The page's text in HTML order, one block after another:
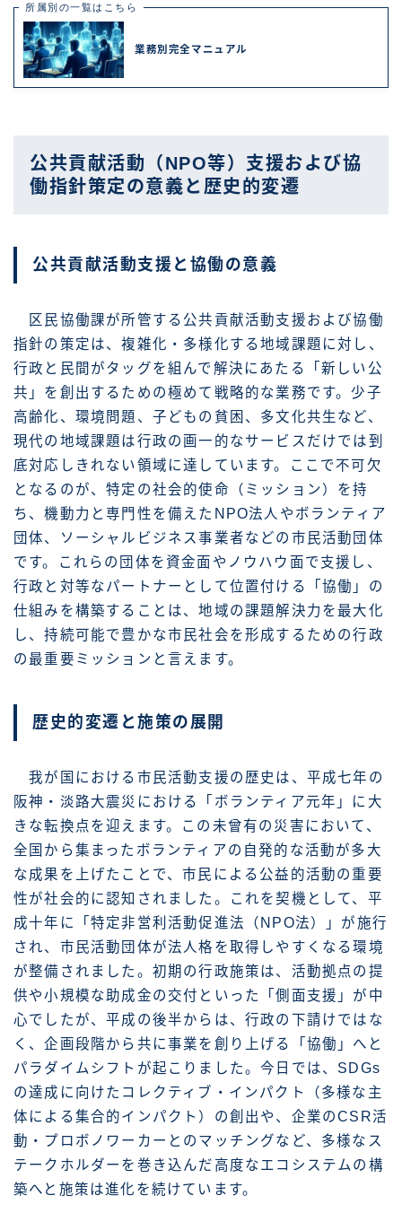
所属別の一覧はこちら
業務別完全マニュアル
公共貢献活動（NPO等）支援および協
働指針策定の意義と歴史的変遷
公共貢献活動支援と協働の意義
区民協働課が所管する公共貢献活動支援および協働
指針の策定は、複雑化・多様化する地域課題に対し、
行政と民間がタッグを組んで解決にあたる「新しい公
共」を創出するための極めて戦略的な業務です。少子
高齢化、環境問題、子どもの貧困、多文化共生など、
現代の地域課題は行政の画一的なサービスだけでは到
底対応しきれない領域に達しています。ここで不可欠
となるのが、特定の社会的使命（ミッション）を持
ち、機動力と専門性を備えたNPO法人やボランティア
団体、ソーシャルビジネス事業者などの市民活動団体
です。これらの団体を資金面やノウハウ面で支援し、
行政と対等なパートナーとして位置付ける「協働」の
仕組みを構築することは、地域の課題解決力を最大化
し、持続可能で豊かな市民社会を形成するための行政
の最重要ミッションと言えます。
歴史的変遷と施策の展開
我が国における市民活動支援の歴史は、平成七年の
阪神・淡路大震災における「ボランティア元年」に大
きな転換点を迎えます。この未曾有の災害において、
全国から集まったボランティアの自発的な活動が多大
な成果を上げたことで、市民による公益的活動の重要
性が社会的に認知されました。これを契機として、平
成十年に「特定非営利活動促進法（NPO法）」が施行
され、市民活動団体が法人格を取得しやすくなる環境
が整備されました。初期の行政施策は、活動拠点の提
供や小規模な助成金の交付といった「側面支援」が中
心でしたが、平成の後半からは、行政の下請けではな
く、企画段階から共に事業を創り上げる「協働」へと
パラダイムシフトが起こりました。今日では、SDGs
の達成に向けたコレクティブ・インパクト（多様な主
体による集合的インパクト）の創出や、企業のCSR活
動・プロボノワーカーとのマッチングなど、多様なス
テークホルダーを巻き込んだ高度なエコシステムの構
築へと施策は進化を続けています。